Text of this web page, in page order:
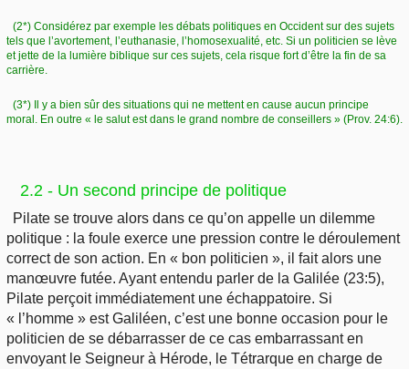
(2*) Considérez par exemple les débats politiques en Occident sur des sujets
tels que l’avortement, l’euthanasie, l’homosexualité, etc. Si un politicien se lève
et jette de la lumière biblique sur ces sujets, cela risque fort d’être la fin de sa
carrière.
(3*) Il y a bien sûr des situations qui ne mettent en cause aucun principe
moral. En outre « le salut est dans le grand nombre de conseillers » (Prov. 24:6).
2.2 - Un second principe de politique
Pilate se trouve alors dans ce qu’on appelle un dilemme
politique : la foule exerce une pression contre le déroulement
correct de son action. En « bon politicien », il fait alors une
manœuvre futée. Ayant entendu parler de la Galilée (23:5),
Pilate perçoit immédiatement une échappatoire. Si
« l’homme » est Galiléen, c’est une bonne occasion pour le
politicien de se débarrasser de ce cas embarrassant en
envoyant le Seigneur à Hérode, le Tétrarque en charge de